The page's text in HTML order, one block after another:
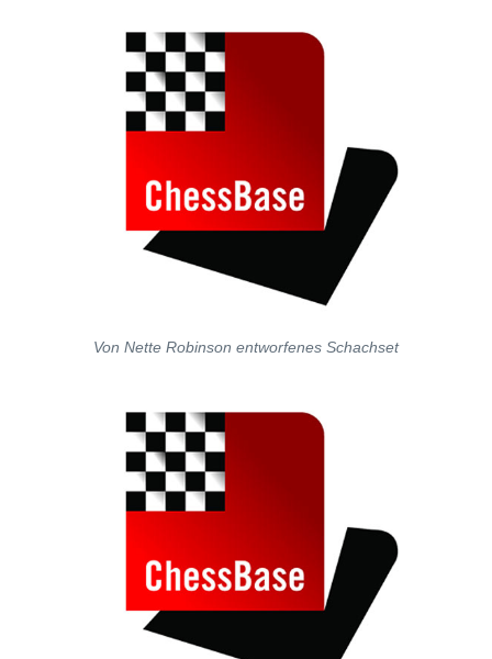
Von Nette Robinson entworfenes Schachset